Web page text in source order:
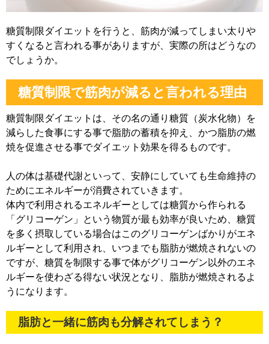
糖質制限ダイエットを行うと、筋肉が減ってしまい太りや
すくなると言われる事がありますが、実際の所はどうなの
でしょうか。
糖質制限で筋肉が減ると言われる理由
糖質制限ダイエットは、その名の通り糖質（炭水化物）を
減らした食事にする事で脂肪の蓄積を抑え、かつ脂肪の燃
焼を促進させる事でダイエット効果を得るものです。
人の体は基礎代謝といって、安静にしていても生命維持の
ためにエネルギーが消費されていきます。
体内で利用されるエネルギーとしては糖質から作られる
「グリコーゲン」という物質が最も効率が良いため、糖質
を多く摂取している場合はこのグリコーゲンばかりがエネ
ルギーとして利用され、いつまでも脂肪が燃焼されないの
ですが、糖質を制限する事で体がグリコーゲン以外のエネ
ルギーを使わざる得ない状況となり、脂肪が燃焼されるよ
うになります。
脂肪と一緒に筋肉も分解されてしまう？